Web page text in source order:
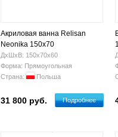
Акриловая ванна Relisan
Neonika 150x70
ДхШхВ: 150х70х60
Форма: Прямоугольная
Страна:
Польша
31 800 руб. Подробнее